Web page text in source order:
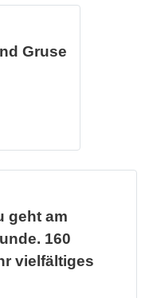
Gruse
geht am
160
vielfältiges